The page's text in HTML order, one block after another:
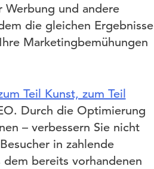
Werbung und andere
die gleichen Ergebnisse
Marketingbemühungen
Teil Kunst, zum Teil
Durch die Optimierung
– verbessern Sie nicht
in zahlende
bereits vorhandenen